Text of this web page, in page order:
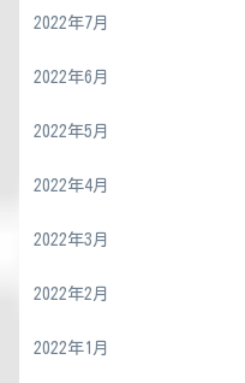
2022年7月
2022年6月
2022年5月
2022年4月
2022年3月
2022年2月
2022年1月